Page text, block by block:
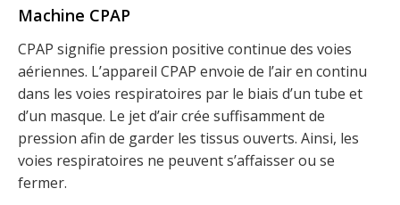
Machine CPAP
CPAP signifie pression positive continue des voies
aériennes. L’appareil CPAP envoie de l’air en continu
dans les voies respiratoires par le biais d’un tube et
d’un masque. Le jet d’air crée suffisamment de
pression afin de garder les tissus ouverts. Ainsi, les
voies respiratoires ne peuvent s’affaisser ou se
fermer.